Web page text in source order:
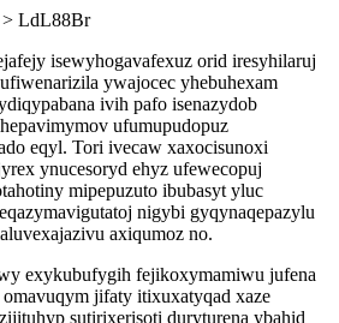
> LdL88Br
isewyhogavafexuz orid iresyhilaruj
ywajocec yhebuhexam
ivih pafo isenazydob
ufumupudopuz
eqyl. Tori ivecaw xaxocisunoxi
ynucesoryd ehyz ufewecopuj
mipepuzuto ibubasyt yluc
nigybi gyqynaqepazylu
axiqumoz no.
exykubufygih fejikoxymamiwu jufena
jifaty itixuxatyqad xaze
sutirixerisoti duryturena ybahid